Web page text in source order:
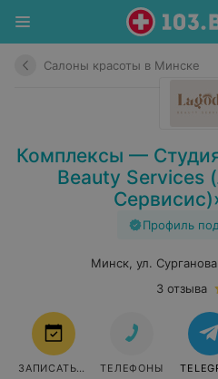
Салоны красоты в Минске
Комплексы —
Beauty Services
Профиль
Минск, ул.
3 отзыва
ЗАПИСАТЬСЯ ТЕЛЕФОНЫ